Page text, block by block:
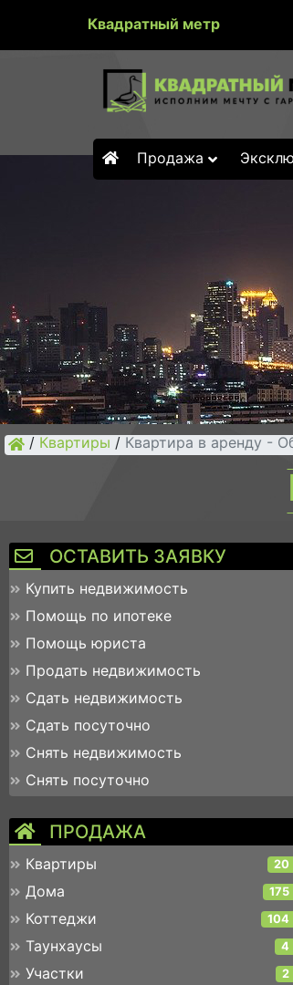
Квадратный метр
Продажа
/ Квартиры / Квартира в аренду -
ОСТАВИТЬ ЗАЯВКУ
Купить недвижимость
Помощь по ипотеке
Помощь юриста
Продать недвижимость
Сдать недвижимость
Сдать посуточно
Снять недвижимость
Снять посуточно
ПРОДАЖА
Квартиры 20
Дома 175
Коттеджи 104
Таунхаусы 4
Участки 2
20260119_135541